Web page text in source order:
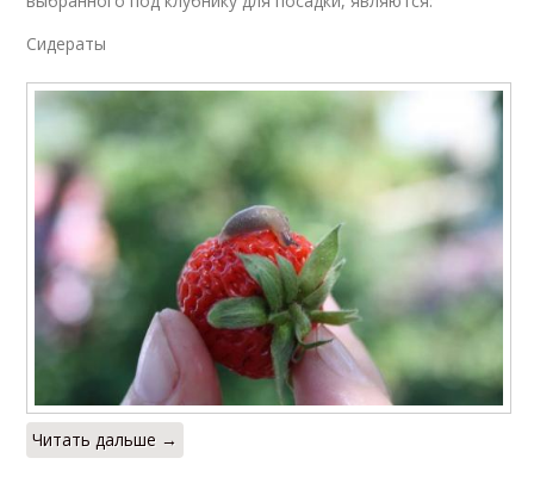
Сидераты
Читать дальше →